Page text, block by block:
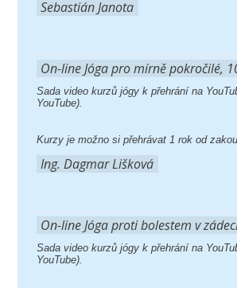
Sebastián Janota
On-line Jóga pro mírně pokročilé,
Sada video kurzů jógy k přehrání na
YouTube).
Kurzy je možno si přehrávat 1 rok od
Ing. Dagmar Lišková
On-line Jóga proti bolestem v
Sada video kurzů jógy k přehrání na
YouTube).